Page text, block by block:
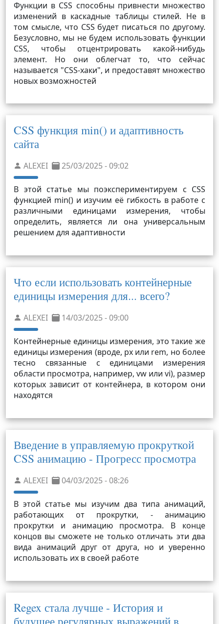
Функции в CSS способны привнести множество
изменений в каскадные таблицы стилей. Не в
том смысле, что CSS будет писаться по другому.
Безусловно, мы не будем использовать функции
CSS, чтобы отцентрировать какой-нибудь
элемент. Но они облегчат то, что сейчас
называется "CSS-хаки", и предоставят множество
новых возможностей
CSS функция min() и адаптивность
сайта
ALEXEI 25/03/2025 - 09:02
В этой статье мы поэкспериментируем с CSS
функцией min() и изучим её гибкость в работе с
различными единицами измерения, чтобы
определить, является ли она универсальным
решением для адаптивности
Что если использовать контейнерные
единицы измерения для... всего?
ALEXEI 14/03/2025 - 09:00
Контейнерные единицы измерения, это такие же
единицы измерения (вроде, px или rem, но более
тесно связанные с единицами измерения
области просмотра, например, vw или vi), размер
которых зависит от контейнера, в котором они
находятся
Введение в управляемую прокруткой
CSS анимацию - Прогресс просмотра
ALEXEI 04/03/2025 - 08:26
В этой статье мы изучим два типа анимаций,
работающих от прокрутки, - анимацию
прокрутки и анимацию просмотра. В конце
концов вы сможете не только отличать эти два
вида анимаций друг от друга, но и уверенно
использовать их в своей работе
Regex стала лучше - История и